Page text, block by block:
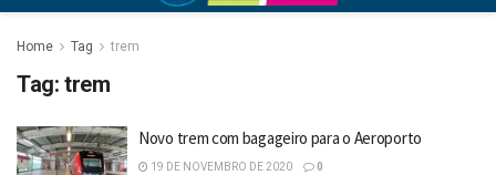
Home Tag trem
Tag: trem
Novo trem com bagageiro para o Aeroporto
19 DE NOVEMBRO DE 2020 0